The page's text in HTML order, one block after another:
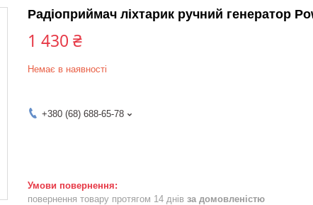
Радіоприймач ліхтарик ручний генератор
1 430 ₴
Немає в наявності
+380 (68) 688-65-78
повернення товару протягом 14 днів за домовленістю